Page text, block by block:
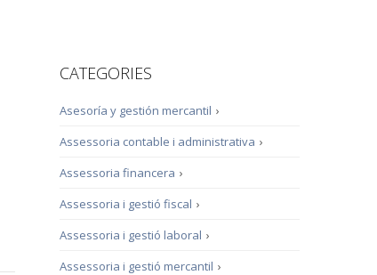
CATEGORIES
›
Asesoría y gestión mercantil
›
Assessoria contable i administrativa
›
Assessoria financera
›
Assessoria i gestió fiscal
›
Assessoria i gestió laboral
›
Assessoria i gestió mercantil